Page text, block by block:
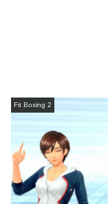
Fit Boxing 2